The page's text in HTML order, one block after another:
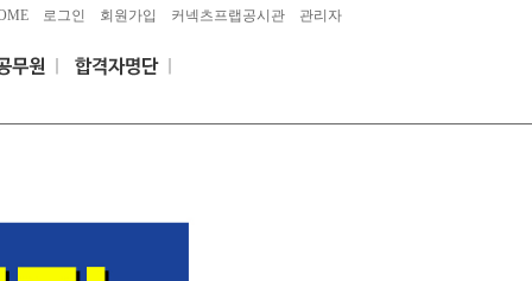
로그인 회원가입 커넥츠프랩공시관 관리자